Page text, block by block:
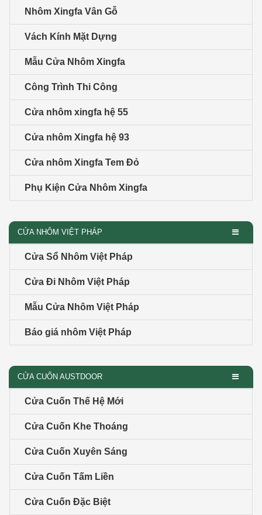
Nhôm Xingfa Vân Gỗ
Vách Kính Mặt Dựng
Mẫu Cửa Nhôm Xingfa
Công Trình Thi Công
Cửa nhôm xingfa hệ 55
Cửa nhôm Xingfa hệ 93
Cửa nhôm Xingfa Tem Đỏ
Phụ Kiện Cửa Nhôm Xingfa
CỬA NHÔM VIỆT PHÁP
Cửa Sổ Nhôm Việt Pháp
Cửa Đi Nhôm Việt Pháp
Mẫu Cửa Nhôm Việt Pháp
Báo giá nhôm Việt Pháp
CỬA CUỐN AUSTDOOR
Cửa Cuốn Thế Hệ Mới
Cửa Cuốn Khe Thoáng
Cửa Cuốn Xuyên Sáng
Cửa Cuốn Tấm Liền
Cửa Cuốn Đặc Biệt